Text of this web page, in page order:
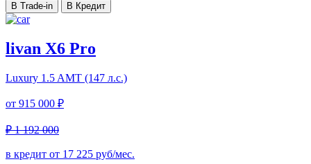
В Trade-in В Кредит
livan X6 Pro
Luxury 1.5 AMT (147 л.с.)
от 915 000 ₽
₽ 1 192 000
в кредит от 17 225 руб/мес.